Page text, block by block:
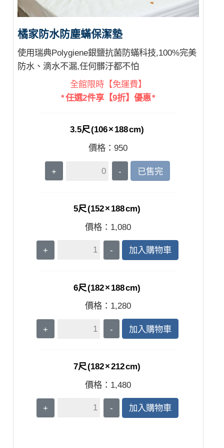
橘家防水防塵蟎保潔墊
使用瑞典Polygiene銀鹽抗菌防蟎科技,100%完美
防水、滴水不漏,任何髒汙都不怕
全館限時【免運費】
* 任選2件享【9折】優惠 *
3.5尺 (106 × 188 cm)
價格：950
+ - 已售完
5尺 (152 × 188 cm)
價格： 1,080
+ - 加入購物車
6尺 (182 × 188 cm)
價格： 1,280
+ - 加入購物車
7尺 (182 × 212 cm)
價格： 1,480
+ - 加入購物車